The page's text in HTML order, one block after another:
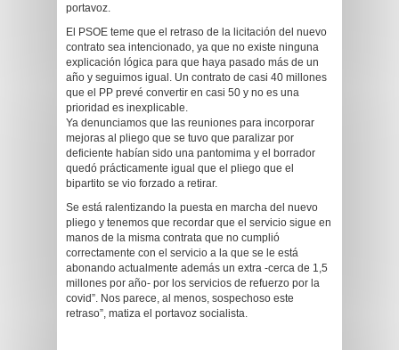
portavoz.
El PSOE teme que el retraso de la licitación del nuevo
contrato sea intencionado, ya que no existe ninguna
explicación lógica para que haya pasado más de un
año y seguimos igual. Un contrato de casi 40 millones
que el PP prevé convertir en casi 50 y no es una
prioridad es inexplicable.
Ya denunciamos que las reuniones para incorporar
mejoras al pliego que se tuvo que paralizar por
deficiente habían sido una pantomima y el borrador
quedó prácticamente igual que el pliego que el
bipartito se vio forzado a retirar.
Se está ralentizando la puesta en marcha del nuevo
pliego y tenemos que recordar que el servicio sigue en
manos de la misma contrata que no cumplió
correctamente con el servicio a la que se le está
abonando actualmente además un extra -cerca de 1,5
millones por año- por los servicios de refuerzo por la
covid”. Nos parece, al menos, sospechoso este
retraso”, matiza el portavoz socialista.